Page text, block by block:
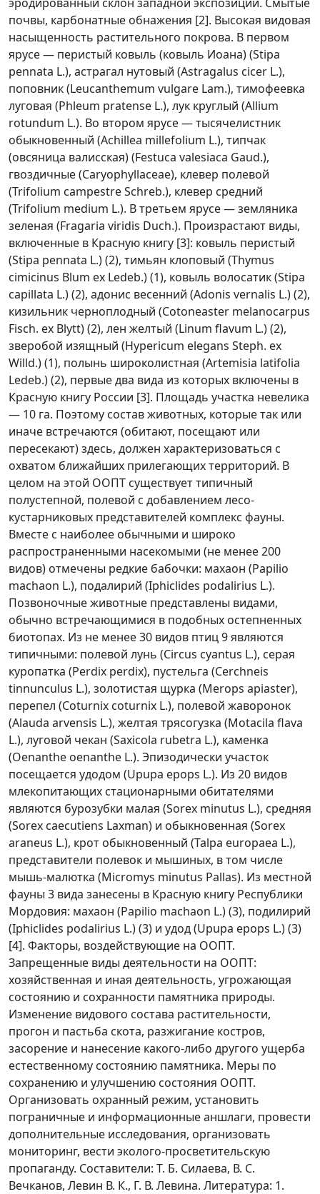
почвы, карбонатные обнажения [2]. Высокая видовая
насыщенность растительного покрова. В первом
ярусе — перистый ковыль (ковыль Иоана) (Stipa
pennata L.), астрагал нутовый (Astragalus cicer L.),
поповник (Leucanthemum vulgare Lam.), тимофеевка
луговая (Phleum pratense L.), лук круглый (Allium
rotundum L.). Во втором ярусе — тысячелистник
обыкновенный (Achillea millefolium L.), типчак
(овсяница валисская) (Festuca valesiaca Gaud.),
гвоздичные (Caryophyllaceae), клевер полевой
(Trifolium campestre Schreb.), клевер средний
(Trifolium medium L.). В третьем ярусе — земляника
зеленая (Fragaria viridis Duch.). Произрастают виды,
включенные в Красную книгу [3]: ковыль перистый
(Stipa pennata L.) (2), тимьян клоповый (Thymus
cimicinus Blum ex Ledeb.) (1), ковыль волосатик (Stipa
capillata L.) (2), адонис весенний (Adonis vernalis L.) (2),
кизильник черноплодный (Cotoneaster melanocarpus
Fisch. ex Blytt) (2), лен желтый (Linum flavum L.) (2),
зверобой изящный (Hypericum elegans Steph. ex
Willd.) (1), полынь широколистная (Artemisia latifolia
Ledeb.) (2), первые два вида из которых включены в
Красную книгу Рос­сии [3]. Площадь участка невелика
— 10 га. Поэтому состав животных, которые так или
иначе встречаются (обитают, посещают или
пересекают) здесь, должен характеризоваться с
охватом ближайших прилегающих территорий. В
целом на этой ООПТ существует типичный
полустепной, полевой с добавлением лесо-
кустарниковых представителей комплекс фауны.
Вместе с наиболее обычными и широко
распространенными насекомыми (не менее 200
видов) отмечены редкие бабочки: махаон (Papilio
machaon L.), подалирий (Iphiclides podalirius L.).
Позвоночные животные представлены видами,
обычно встречающимися в подобных остепненных
биотопах. Из не менее 30 видов птиц 9 являются
типичными: полевой лунь (Circus cyantus L.), серая
куропатка (Perdix perdix), пустельга (Cerchneis
tinnunculus L.), золотистая щурка (Merops apiaster),
перепел (Coturnix coturnix L.), полевой жаворонок
(Alauda arvensis L.), желтая трясогузка (Motacila flava
L.), луговой чекан (Saxicola rubetra L.), каменка
(Oenanthe oenanthe L.). Эпизодически участок
посещается удодом (Upupa epops L.). Из 20 видов
млекопитающих стационарными обитателями
являются бурозубки малая (Sorex minutus L.), средняя
(Sorex caecutiens Laxman) и обыкновенная (Sorex
araneus L.), крот обыкновенный (Talpa europaea L.),
представители полевок и мышиных, в том числе
мышь-малютка (Micromys minutus Pallas). Из местной
фауны 3 вида занесены в Красную книгу Республики
Мордовия: махаон (Papilio machaon L.) (3), подилирий
(Iphiclides podalirius L.) (3) и удод (Upupa epops L.) (3)
[4]. Факторы, воздействующие на ООПТ.
Запрещенные виды деятельности на ООПТ:
хозяйственная и иная деятельность, угрожающая
состоянию и сохранности памятника природы.
Изменение видового состава растительности,
прогон и пастьба скота, разжигание костров,
засорение и нанесение какого-либо другого ущерба
естественному состоянию памятника. Меры по
сохранению и улучшению состояния ООПТ.
Организовать охранный режим, установить
пограничные и информационные аншлаги, провести
дополнительные исследования, организовать
мониторинг, вести эколого-просветительскую
пропаганду. Составители: Т. Б. Силаева, В. С.
Вечканов, Левин В. К., Г. В. Левина. Литература: 1.